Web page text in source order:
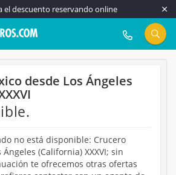
el descuento reservando online
917 815 555
desde Los Ángeles
no está disponible: Crucero
(California) XXXVI; sin
te ofrecemos otras ofertas